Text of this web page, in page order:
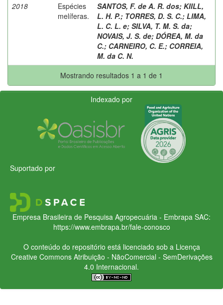
2018
Espécies
melíferas.
SANTOS, F. de A. R. dos; KIILL,
L. H. P.; TORRES, D. S. C.; LIMA,
L. C. L. e; SILVA, T. M. S. da;
NOVAIS, J. S. de; DÓREA, M. da
C.; CARNEIRO, C. E.; CORREIA,
M. da C. N.
Mostrando resultados 1 a 1 de 1
Indexado por
Suportado por
Empresa Brasileira de Pesquisa Agropecuária - Embrapa SAC:
https://www.embrapa.br/fale-conosco
O conteúdo do repositório está licenciado sob a Licença
Creative CommonsAtribuição - NãoComercial - SemDerivações
4.0 Internacional.